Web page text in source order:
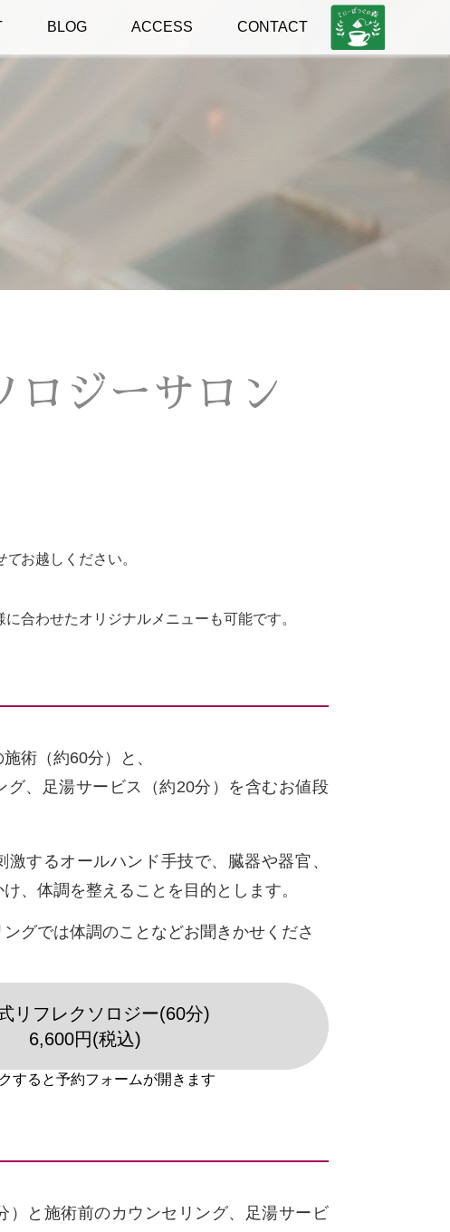
BLOG ACCESS CONTACT
ロジーサロン
てお越しください。
に合わせたオリジナルメニューも可能です。
術（約60分）と、
グ、足湯サービス（約20分）を含むお値段
激するオールハンド手技で、臓器や器官、
、体調を整えることを目的とします。
グでは体調のことなどお聞きかせくださ
リフレクソロジー(60分)
6,600円(税込)
）と施術前のカウンセリング、足湯サービ